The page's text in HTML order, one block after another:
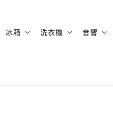
冰箱 洗衣機 音響